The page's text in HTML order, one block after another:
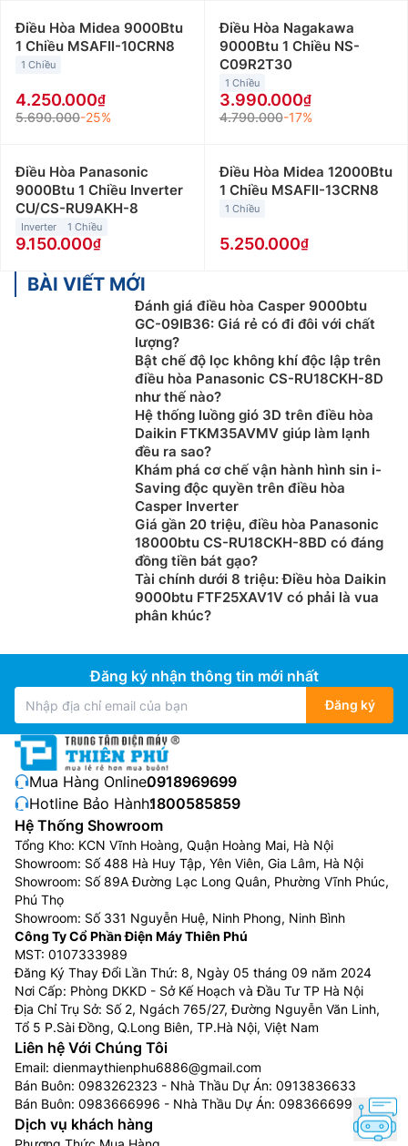
Điều Hòa Midea 9000Btu
1 Chiều MSAFII-10CRN8
1 Chiều
4.250.000
5.690.000-25%
Điều Hòa Nagakawa
9000Btu 1 Chiều NS-
C09R2T30
1 Chiều
3.990.000
4.790.000-17%
Điều Hòa Panasonic
9000Btu 1 Chiều Inverter
CU/CS-RU9AKH-8
Inverter 1 Chiều
9.150.000
Điều Hòa Midea 12000Btu
1 Chiều MSAFII-13CRN8
1 Chiều
5.250.000
BÀI VIẾT MỚI
Đánh giá điều hòa Casper 9000btu
GC-09IB36: Giá rẻ có đi đôi với chất
lượng?
Bật chế độ lọc không khí độc lập trên
điều hòa Panasonic CS-RU18CKH-8D
như thế nào?
Hệ thống luồng gió 3D trên điều hòa
Daikin FTKM35AVMV giúp làm lạnh
đều ra sao?
Khám phá cơ chế vận hành hình sin i-
Saving độc quyền trên điều hòa
Casper Inverter
Giá gần 20 triệu, điều hòa Panasonic
18000btu CS-RU18CKH-8BD có đáng
đồng tiền bát gạo?
Tài chính dưới 8 triệu: Điều hòa Daikin
9000btu FTF25XAV1V có phải là vua
phân khúc?
Đăng ký nhận thông tin mới nhất
Đăng ký
Mua Hàng Online:0918969699
Hotline Bảo Hành:1800585859
Hệ Thống Showroom
Tổng Kho: KCN Vĩnh Hoàng, Quận Hoàng Mai, Hà Nội
Showroom: Số 488 Hà Huy Tập, Yên Viên, Gia Lâm, Hà Nội
Showroom: Số 89A Đường Lạc Long Quân, Phường Vĩnh Phúc,
Phú Thọ
Showroom: Số 331 Nguyễn Huệ, Ninh Phong, Ninh Bình
Công Ty Cổ Phần Điện Máy Thiên Phú
MST: 0107333989
Đăng Ký Thay Đổi Lần Thứ: 8, Ngày 05 tháng 09 năm 2024
Nơi Cấp: Phòng DKKD - Sở Kế Hoạch và Đầu Tư TP Hà Nội
Địa Chỉ Trụ Sở: Số 2, Ngách 765/27, Đường Nguyễn Văn Linh,
Tổ 5 P.Sài Đồng, Q.Long Biên, TP.Hà Nội, Việt Nam
Liên hệ Với Chúng Tôi
Email: dienmaythienphu6886@gmail.com
Bán Buôn: 0983262323 - Nhà Thầu Dự Án: 0913836633
Bán Buôn: 0983666996 - Nhà Thầu Dự Án: 0983666996
Dịch vụ khách hàng